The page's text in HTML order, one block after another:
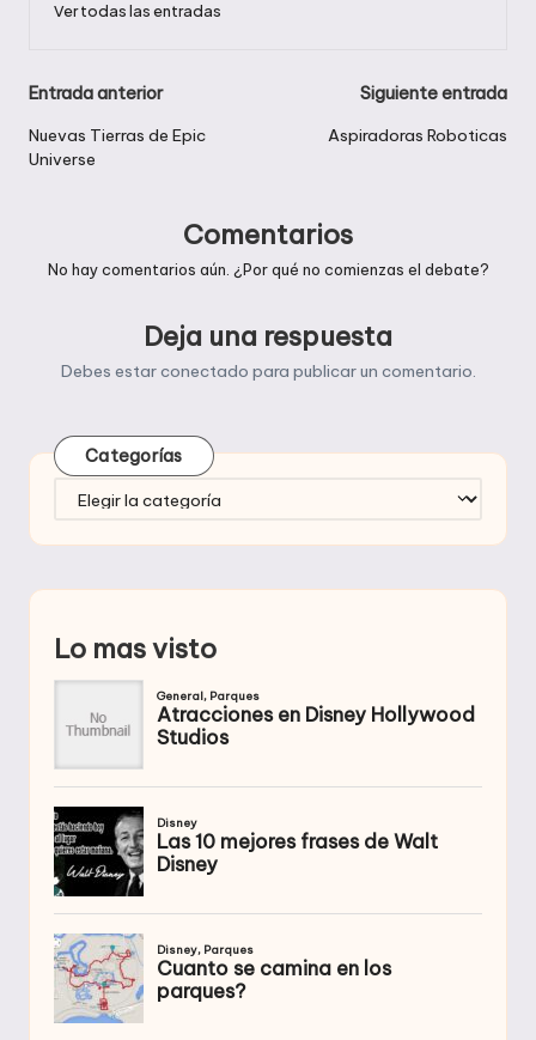
Ver todas las entradas
Navegación
de
entradas
Entrada anterior
Nuevas Tierras de Epic
Universe
Siguiente entrada
Aspiradoras Roboticas
Comentarios
No hay comentarios aún. ¿Por qué no comienzas el debate?
Deja una respuesta
Debes estarconectado para publicar un comentario.
Categorías
Categorías
Lo mas visto